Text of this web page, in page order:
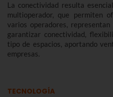
La conectividad resulta
multioperador, que permiten
varios operadores,
garantizar conectividad,
tipo de espacios, aportando
empresas.
TECNOLOGÍA